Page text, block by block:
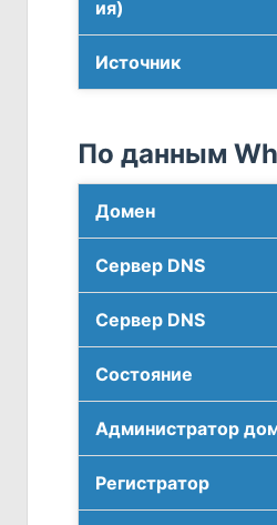
ия)
Источник
По данным
Домен
Сервер DNS
Сервер DNS
Соcтояние
Администратор
Регистратор